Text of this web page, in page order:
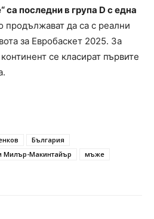
са последни в група D с една
продължават да са с реални
за Евробаскет 2025. За
се класират първите
България
Милър-Макинтайър
мъже